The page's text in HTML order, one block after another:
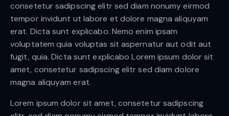
consetetur sadipscing elitr sed diam nonumy eirmod
tempor invidunt ut labore et dolore magna aliquyam
erat. Dicta sunt explicabo. Nemo enim ipsam
voluptatem quia voluptas sit aspernatur aut odit aut
fugit, quia. Dicta sunt explicabo Lorem ipsum dolor sit
amet, consetetur sadipscing elitr sed diam dolore
magna aliquyam erat.
Lorem ipsum dolor sit amet, consetetur sadipscing